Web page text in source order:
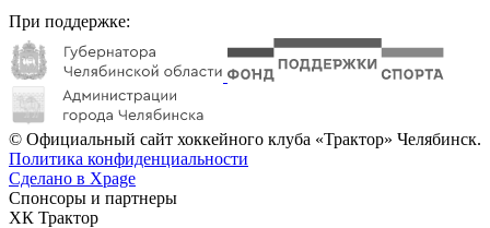
При поддержке:
© Официальный сайт хоккейного клуба «Трактор» Челябинск.
Политика конфиденциальности
Сделано в Xpage
Спонсоры и партнеры
ХК Трактор